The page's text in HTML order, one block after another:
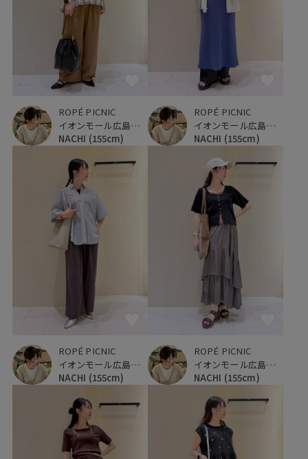
ROPÉ PICNIC
イオンモール広島府中
NACHI (155cm)
ROPÉ PICNIC
イオンモール広島府中
NACHI (155cm)
ROPÉ PICNIC
イオンモール広島府中
NACHI (155cm)
ROPÉ PICNIC
イオンモール広島府中
NACHI (155cm)